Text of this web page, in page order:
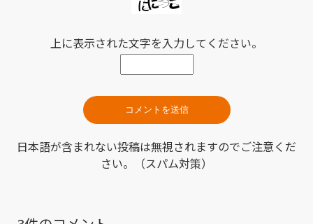
上に表示された文字を入力してください。
日本語が含まれない投稿は無視されますのでご注意くだ
さい。（スパム対策）